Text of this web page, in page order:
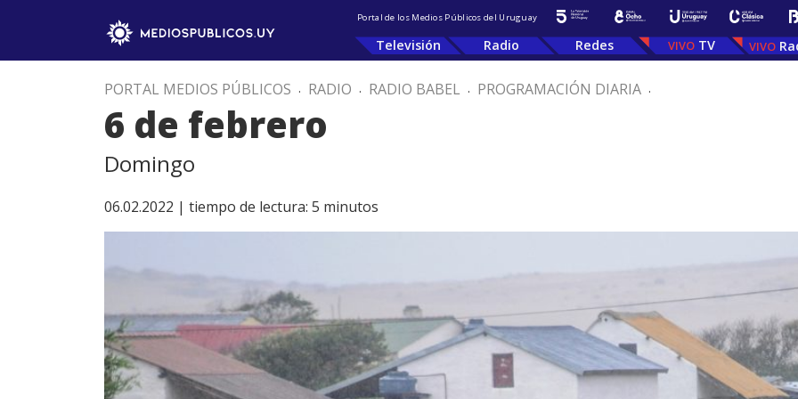
Portal de los Medios Públicos del Uruguay
Televisión Radio Redes TV
PORTAL MEDIOS PÚBLICOS . RADIO . RADIO BABEL . PROGRAMACIÓN DIARIA .
6 de febrero
Domingo
06.02.2022 | tiempo de lectura: 5 minutos